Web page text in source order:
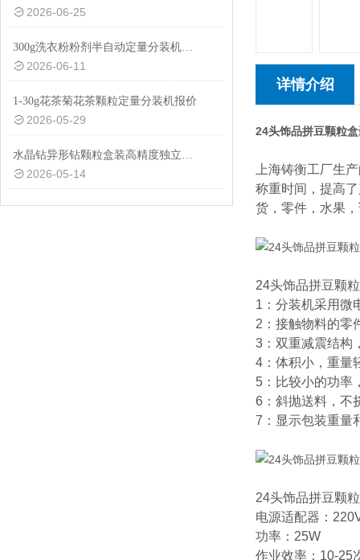
2026-06-25
300g洗衣粉粉剂半自动定量分装机性价比高
2026-06-11
1-30g花茶菊花茶颗粒定量分装机报价
2026-05-29
水晶钻异形钻颗粒盒装高精度独立管下料定量分装机厂家定制
2026-05-14
详情介绍
24头饰品拼豆颗粒
上海铸衡工厂生
称重时间，提高
货，零件，水果
24头饰品拼豆颗
1：分装机采用微
2：接触物料的零
3：双重减震结构
4：体积小，重量
5：比较小的功率
6：斜抛送料，不
7：显示包装重量
24头饰品拼豆颗
电源适配器：
功率：25W
作业效率：10-25